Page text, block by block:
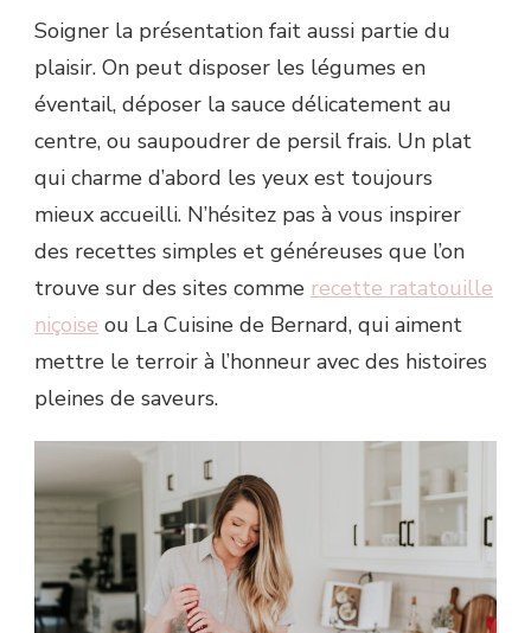
Soigner la présentation fait aussi partie du
plaisir. On peut disposer les légumes en
éventail, déposer la sauce délicatement au
centre, ou saupoudrer de persil frais. Un plat
qui charme d’abord les yeux est toujours
mieux accueilli. N’hésitez pas à vous inspirer
des recettes simples et généreuses que l’on
trouve sur des sites comme recette ratatouille
niçoise ou La Cuisine de Bernard, qui aiment
mettre le terroir à l’honneur avec des histoires
pleines de saveurs.